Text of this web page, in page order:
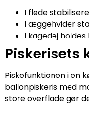
I fløde
I æggehvider
I kagedej
Piskerisets
Piskefunktionen i en
ballonpiskeris med
store overflade gør